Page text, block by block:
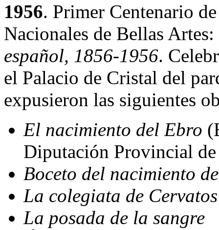
1956. Primer Centenario
Nacionales de Bellas Artes:
español, 1856-1956.
el Palacio de Cristal del
expusieron las siguientes
El nacimiento del Ebro
Diputación Provincial de
Boceto del nacimiento
La colegiata de Cervatos
La posada de la sangre